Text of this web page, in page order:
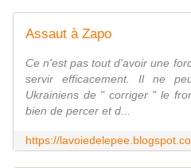
Assaut à Zapo
Ce n'est pas tout d'avoir une
servir efficacement. Il ne
Ukrainiens de " corriger " le
bien de percer et d...
https://